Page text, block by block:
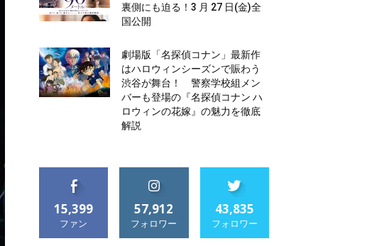
裏側にも迫る！3 月 27 日(金)全
国公開
劇場版「名探偵コナン」最新作
はハロウィンシーズンで賑わう
渋谷が舞台！ 警察学校組メン
バーも登場の『名探偵コナン ハ
ロウィンの花嫁』の魅力を徹底
解説
15,399
ファン
57,912
フォロワー
43,835
フォロワー